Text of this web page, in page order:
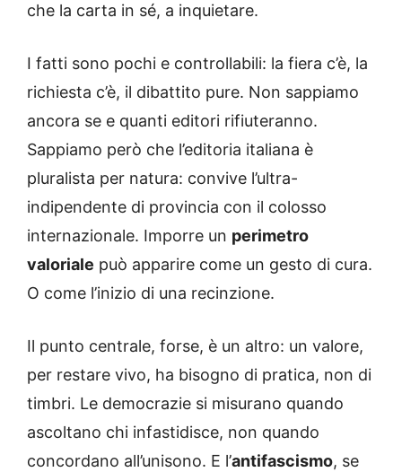
che la carta in sé, a inquietare.
I fatti sono pochi e controllabili: la fiera c’è, la
richiesta c’è, il dibattito pure. Non sappiamo
ancora se e quanti editori rifiuteranno.
Sappiamo però che l’editoria italiana è
pluralista per natura: convive l’ultra-
indipendente di provincia con il colosso
internazionale. Imporre un perimetro
valoriale può apparire come un gesto di cura.
O come l’inizio di una recinzione.
Il punto centrale, forse, è un altro: un valore,
per restare vivo, ha bisogno di pratica, non di
timbri. Le democrazie si misurano quando
ascoltano chi infastidisce, non quando
concordano all’unisono. E l’antifascismo, se